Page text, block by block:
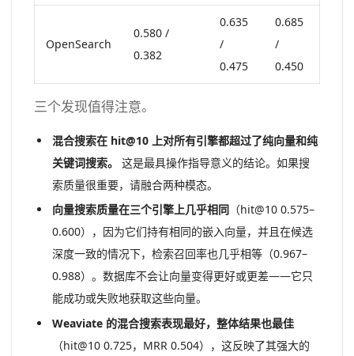
OpenSearch
0.580 /
0.382
0.635
/
0.475
0.685
/
0.450
三个发现值得注意。
混合搜索在 hit@10 上对所有引擎都超过了纯向量和纯
关键词搜索。
这是最具操作指导意义的结论。如果搜
索质量很重要，请融合两种模态。
向量搜索质量在三个引擎上几乎相同（hit@10 0.575–
0.600），因为它们持有相同的嵌入向量，并且在候选
深度一致的情况下，检索召回率也几乎相等（0.967–
0.988）。数据库不会让向量变得更好或更差——它只
能成功或失败地获取这些向量。
Weaviate 的混合搜索表现最好，整体结果也最佳
（hit@10 0.725，MRR 0.504），这反映了其强大的